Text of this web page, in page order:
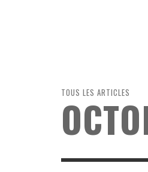
TOUS LES ARTICLES